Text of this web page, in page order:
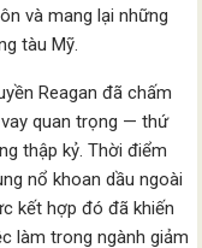
và mang lại những
tàu Mỹ.
Reagan đã chấm
quan trọng — thứ
thập kỷ. Thời điểm
nổ khoan dầu ngoài
kết hợp đó đã khiến
làm trong ngành giảm